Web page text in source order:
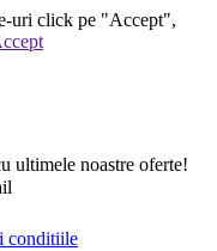
uri click pe "Accept",
ultimele noastre oferte!
conditiile